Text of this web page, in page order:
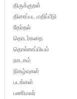
திருக்குறள்
திரைப்பட மதிப்பீடு
தேர்தல்
தொடர்கதை
தொல்காப்பியம்
நாடகம்
நிகழ்வுகள்
படங்கள்
பணிமலர்